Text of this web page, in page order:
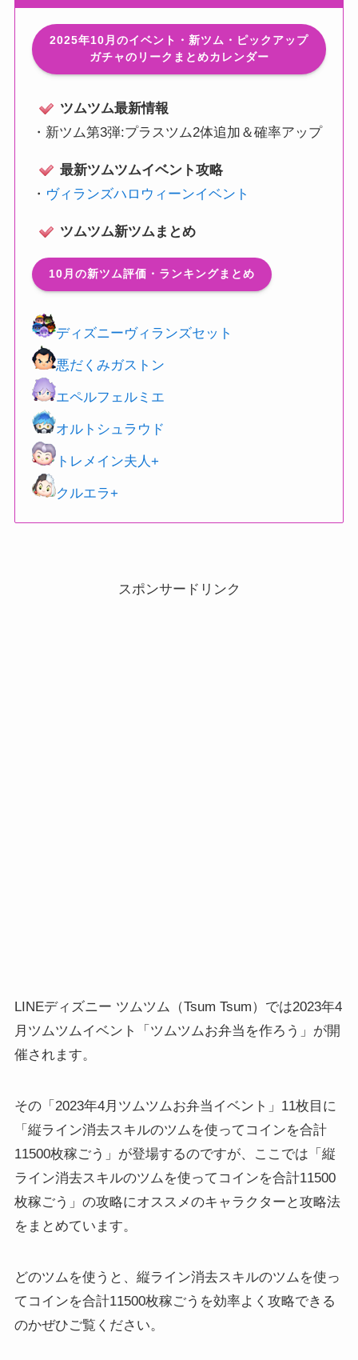
2025年10月のイベント・新ツム・ピックアップ
ガチャのリークまとめカレンダー
ツムツム最新情報
・ 新ツム第3弾:プラスツム2体追加＆確率アップ
最新ツムツムイベント攻略
・ ヴィランズハロウィーンイベント
ツムツム新ツムまとめ
10月の新ツム評価・ランキングまとめ
ディズニーヴィランズセット
悪だくみガストン
エペルフェルミエ
オルトシュラウド
トレメイン夫人+
クルエラ+
スポンサードリンク
LINEディズニー ツムツム（Tsum Tsum）では2023年4
月ツムツムイベント「ツムツムお弁当を作ろう」が開
催されます。
その「2023年4月ツムツムお弁当イベント」11枚目に
「縦ライン消去スキルのツムを使ってコインを合計
11500枚稼ごう」が登場するのですが、ここでは「縦
ライン消去スキルのツムを使ってコインを合計11500
枚稼ごう」の攻略にオススメのキャラクターと攻略法
をまとめています。
どのツムを使うと、縦ライン消去スキルのツムを使っ
てコインを合計11500枚稼ごうを効率よく攻略できる
のかぜひご覧ください。